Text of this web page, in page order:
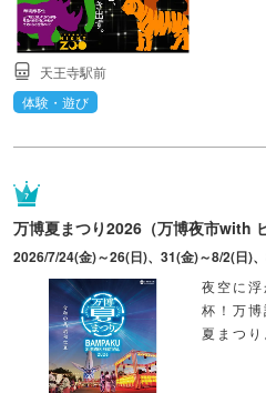
天王寺駅前
体験・遊び
万博夏まつり2026（万博夜市with
夜空に
杯！万
夏まつり